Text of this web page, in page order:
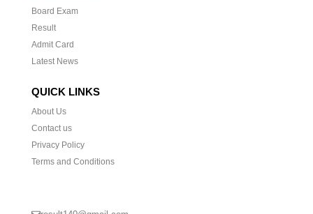
Board Exam
Result
Admit Card
Latest News
QUICK LINKS
About Us
Contact us
Privacy Policy
Terms and Conditions